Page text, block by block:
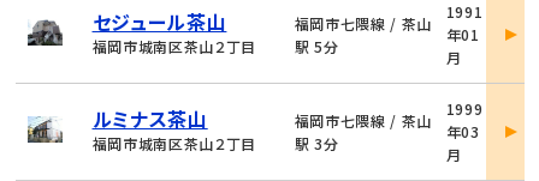
セジュール茶山
福岡市城南区茶山２丁目
福岡市七隈線 / 茶山
駅 5分
1991
年01
月
詳
ルミナス茶山
福岡市城南区茶山２丁目
福岡市七隈線 / 茶山
駅 3分
1999
年03
月
詳